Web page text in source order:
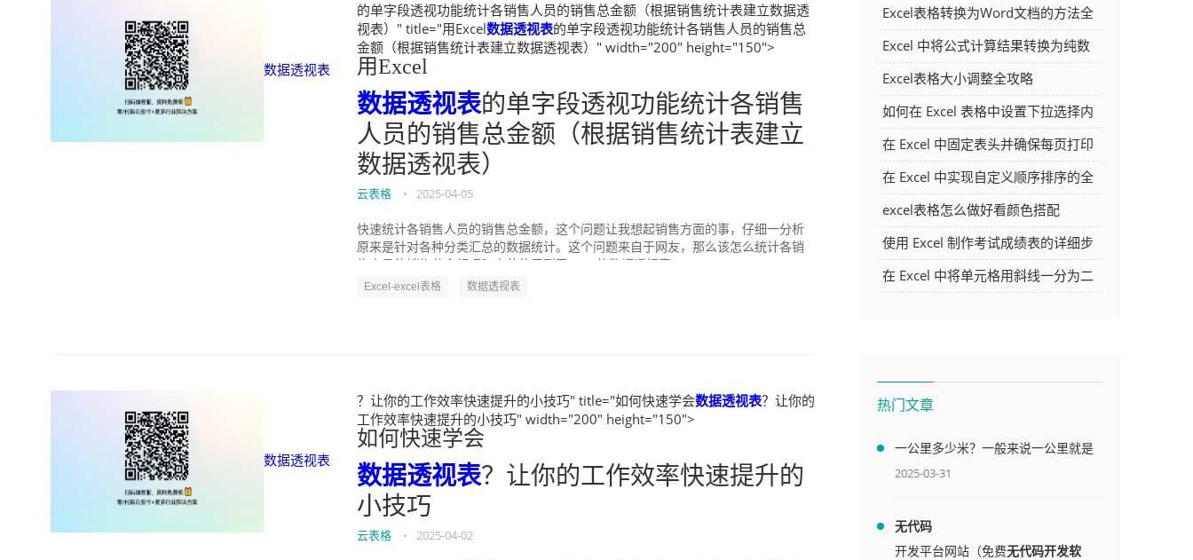
数据透视表
的单字段透视功能统计各销售人员的销售总金额（根据销售统计表建立数据透
视表）" title="用Excel数据透视表的单字段透视功能统计各销售人员的销售总
金额（根据销售统计表建立数据透视表）" width="200" height="150">
用Excel
数据透视表的单字段透视功能统计各销售
人员的销售总金额（根据销售统计表建立
数据透视表）
云表格 • 2025-04-05
快速统计各销售人员的销售总金额，这个问题让我想起销售方面的事，仔细一分析
原来是针对各种分类汇总的数据统计。这个问题来自于网友，那么该怎么统计各销
Excel-excel表格 数据透视表
数据透视表
？让你的工作效率快速提升的小技巧" title="如何快速学会数据透视表？让你的
工作效率快速提升的小技巧" width="200" height="150">
如何快速学会
数据透视表？让你的工作效率快速提升的
小技巧
云表格 • 2025-04-02
Excel表格转换为Word文档的方法全
解析
Excel 中将公式计算结果转换为纯数
字的多种方法
Excel表格大小调整全攻略
如何在 Excel 表格中设置下拉选择内
容
在 Excel 中固定表头并确保每页打印
时都显示表头的方法详解
在 Excel 中实现自定义顺序排序的全
面指南
excel表格怎么做好看颜色搭配
使用 Excel 制作考试成绩表的详细步
骤及技巧
在 Excel 中将单元格用斜线一分为二
热门文章
一公里多少米？一般来说一公里就是
1000米
2025-03-31
无代码
开发平台网站（免费无代码开发软